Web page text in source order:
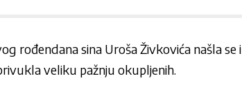
rođendana sina Uroša Živkovića našla se i
veliku pažnju okupljenih.